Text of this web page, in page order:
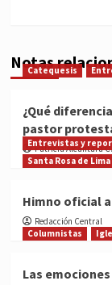
Notas
Catequesis
¿Qué
pastor
Patricia Alcántara C.
Entrevistas y
Santa Rosa de Lima
Himno oficial a
Redacción Central
Columnistas
Las